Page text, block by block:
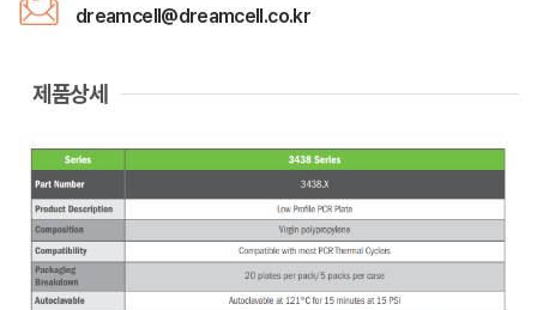
dreamcell@dreamcell.co.kr
제품상세